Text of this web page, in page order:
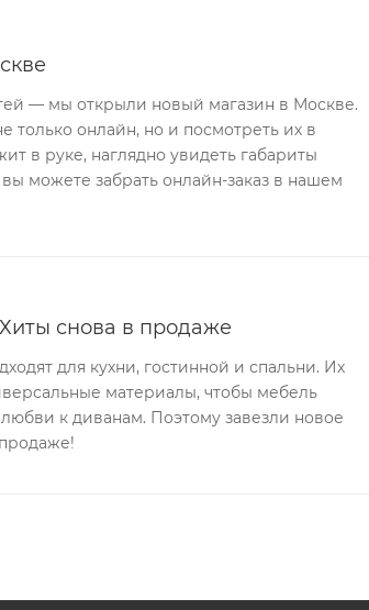
— мы открыли новый магазин в Москве.
только онлайн, но и посмотреть их в
в руке, наглядно увидеть габариты
можете забрать онлайн-заказ в нашем
снова в продаже
для кухни, гостинной и спальни. Их
материалы, чтобы мебель
к диванам. Поэтому завезли новое